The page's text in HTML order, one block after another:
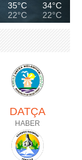
35°C
22°C
34°C
22°C
DATÇA
HABER